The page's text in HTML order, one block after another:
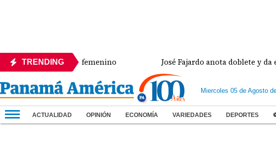
TRENDING
en salto largo femenino José Fajardo anota doblete y da el
Miercoles 05 de Agosto
ACTUALIDAD OPINIÓN ECONOMÍA VARIEDADES DEPORTES